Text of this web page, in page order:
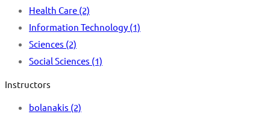
Health Care (2)
Information Technology (1)
Sciences (2)
Social Sciences (1)
Instructors
bolanakis (2)